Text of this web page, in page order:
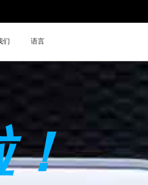
们 语言
！